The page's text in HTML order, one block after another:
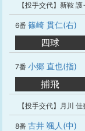
【投手交代】新鞍
6番 篠崎 貫仁(右)
四球
7番 小郷 直也(指)
捕飛
【投手交代】月川
8番 古井 颯人(中)